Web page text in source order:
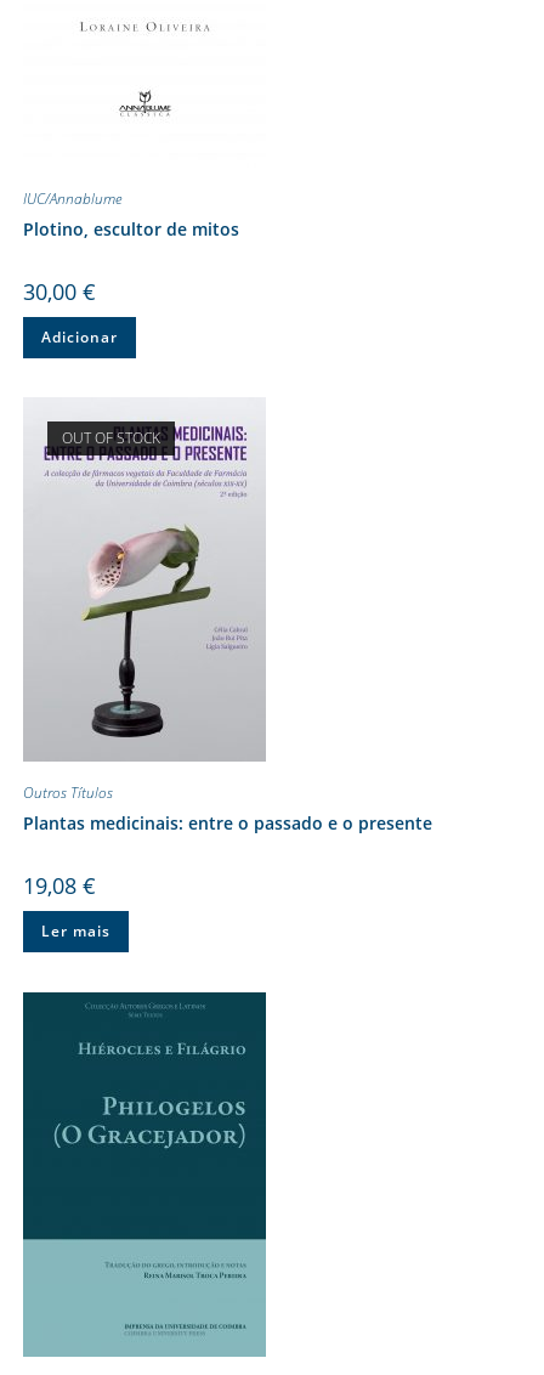
IUC/Annablume
Plotino, escultor de mitos
30,00 €
Adicionar
OUT OF STOCK
Outros Títulos
Plantas medicinais: entre o passado e o presente
19,08 €
Ler mais